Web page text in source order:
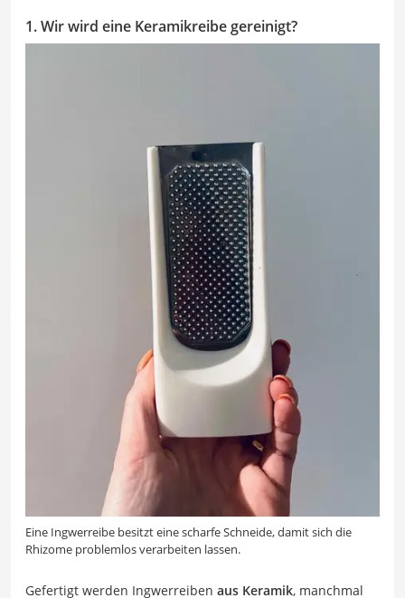
1. Wir wird eine Keramikreibe gereinigt?
Eine Ingwerreibe besitzt eine scharfe Schneide, damit sich die
Rhizome problemlos verarbeiten lassen.
Gefertigt werden Ingwerreiben aus Keramik, manchmal